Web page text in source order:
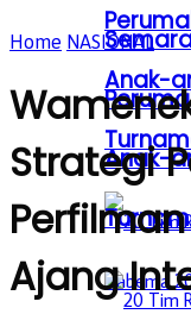
Anak-
Anak-
Home NASIONAL
Strategi
Ajang